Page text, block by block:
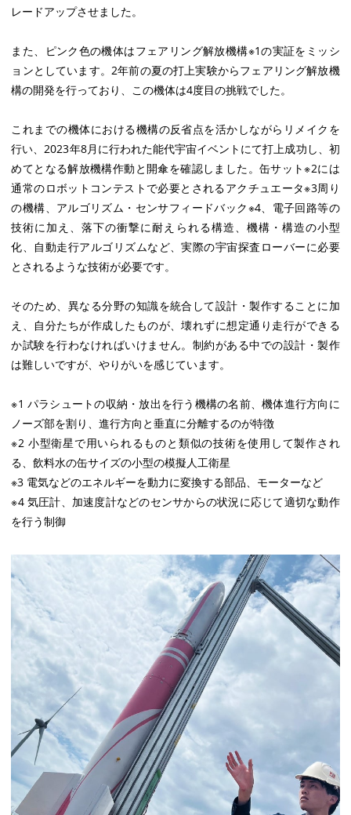
レードアップさせました。
また、ピンク色の機体はフェアリング解放機構※1の実証をミッシ
ョンとしています。2年前の夏の打上実験からフェアリング解放機
構の開発を行っており、この機体は4度目の挑戦でした。
これまでの機体における機構の反省点を活かしながらリメイクを
行い、2023年8月に行われた能代宇宙イベントにて打上成功し、初
めてとなる解放機構作動と開傘を確認しました。缶サット※2には
通常のロボットコンテストで必要とされるアクチュエータ※3周り
の機構、アルゴリズム・センサフィードバック※4、電子回路等の
技術に加え、落下の衝撃に耐えられる構造、機構・構造の小型
化、自動走行アルゴリズムなど、実際の宇宙探査ローバーに必要
とされるような技術が必要です。
そのため、異なる分野の知識を統合して設計・製作することに加
え、自分たちが作成したものが、壊れずに想定通り走行ができる
か試験を行わなければいけません。制約がある中での設計・製作
は難しいですが、やりがいを感じています。
※1 パラシュートの収納・放出を行う機構の名前、機体進行方向に
ノーズ部を割り、進行方向と垂直に分離するのが特徴
※2 小型衛星で用いられるものと類似の技術を使用して製作され
る、飲料水の缶サイズの小型の模擬人工衛星
※3 電気などのエネルギーを動力に変換する部品、モーターなど
※4 気圧計、加速度計などのセンサからの状況に応じて適切な動作
を行う制御